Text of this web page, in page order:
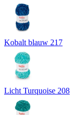
Kobalt blauw 217
Licht Turquoise 208